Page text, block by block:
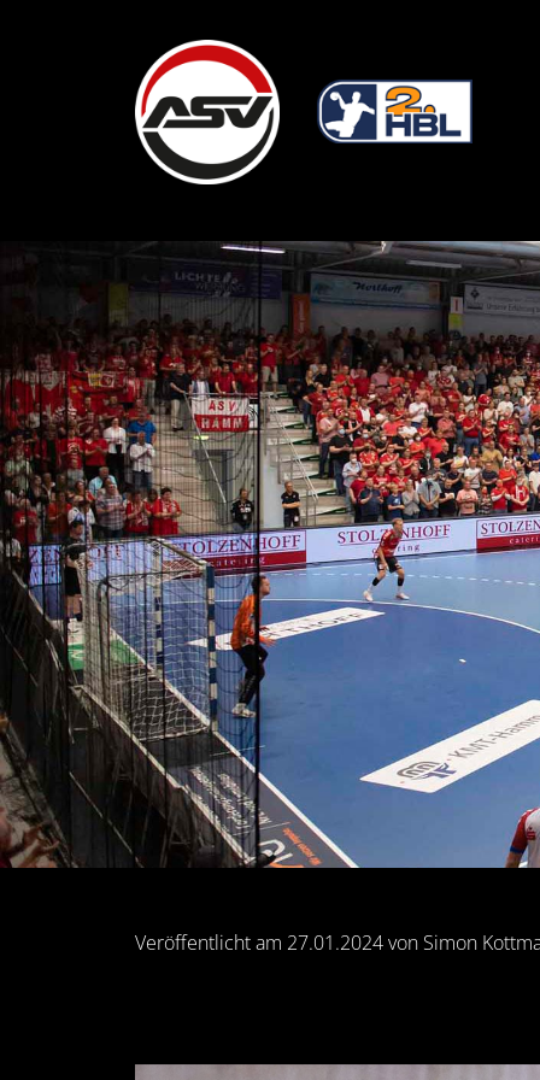
Veröffentlicht am 27.01.2024 von Simon